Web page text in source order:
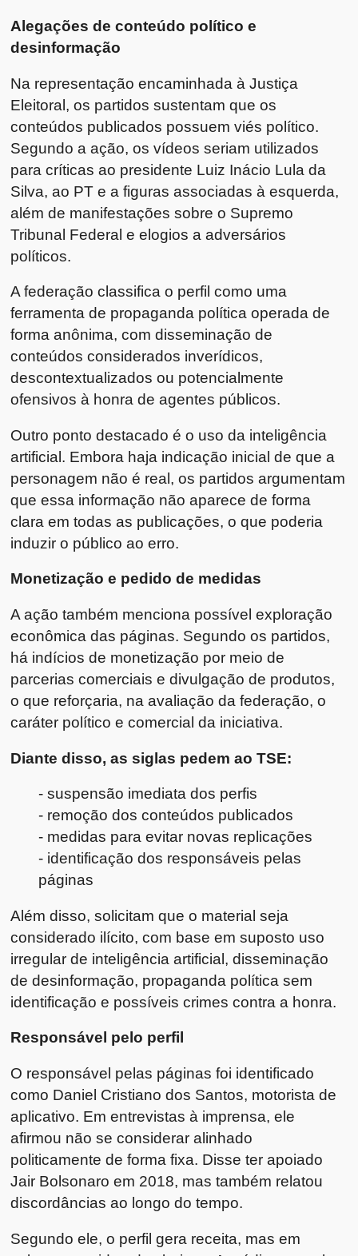
Alegações de conteúdo político e
desinformação
Na representação encaminhada à Justiça
Eleitoral, os partidos sustentam que os
conteúdos publicados possuem viés político.
Segundo a ação, os vídeos seriam utilizados
para críticas ao presidente Luiz Inácio Lula da
Silva, ao PT e a figuras associadas à esquerda,
além de manifestações sobre o Supremo
Tribunal Federal e elogios a adversários
políticos.
A federação classifica o perfil como uma
ferramenta de propaganda política operada de
forma anônima, com disseminação de
conteúdos considerados inverídicos,
descontextualizados ou potencialmente
ofensivos à honra de agentes públicos.
Outro ponto destacado é o uso da inteligência
artificial. Embora haja indicação inicial de que a
personagem não é real, os partidos argumentam
que essa informação não aparece de forma
clara em todas as publicações, o que poderia
induzir o público ao erro.
Monetização e pedido de medidas
A ação também menciona possível exploração
econômica das páginas. Segundo os partidos,
há indícios de monetização por meio de
parcerias comerciais e divulgação de produtos,
o que reforçaria, na avaliação da federação, o
caráter político e comercial da iniciativa.
Diante disso, as siglas pedem ao TSE:
- suspensão imediata dos perfis
- remoção dos conteúdos publicados
- medidas para evitar novas replicações
- identificação dos responsáveis pelas
páginas
Além disso, solicitam que o material seja
considerado ilícito, com base em suposto uso
irregular de inteligência artificial, disseminação
de desinformação, propaganda política sem
identificação e possíveis crimes contra a honra.
Responsável pelo perfil
O responsável pelas páginas foi identificado
como Daniel Cristiano dos Santos, motorista de
aplicativo. Em entrevistas à imprensa, ele
afirmou não se considerar alinhado
politicamente de forma fixa. Disse ter apoiado
Jair Bolsonaro em 2018, mas também relatou
discordâncias ao longo do tempo.
Segundo ele, o perfil gera receita, mas em